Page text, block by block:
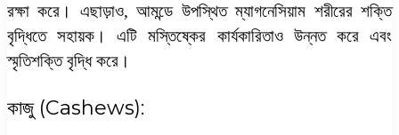
রক্ষা করে। এছাড়াও, আমন্ডে উপস্থিত ম্যাগনেসিয়াম শরীরের শক্তি
বৃদ্ধিতে সহায়ক। এটি মস্তিষ্কের কার্যকারিতাও উন্নত করে এবং
স্মৃতিশক্তি বৃদ্ধি করে।
কাজু (Cashews):